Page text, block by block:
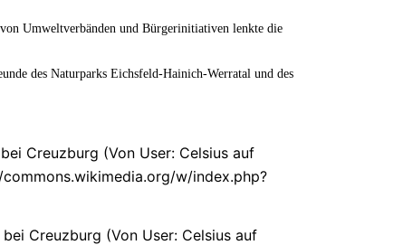
Umweltverbänden und Bürgerinitiativen lenkte die
des Naturparks Eichsfeld-Hainich-Werratal und des
Creuzburg (Von User: Celsius auf